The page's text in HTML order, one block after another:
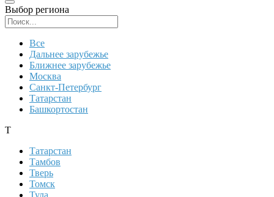
Выбор региона
Все
Дальнее зарубежье
Ближнее зарубежье
Москва
Санкт-Петербург
Татарстан
Башкортостан
Т
Татарстан
Тамбов
Тверь
Томск